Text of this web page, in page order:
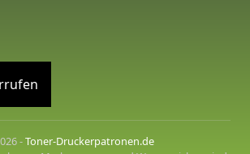
-Toner-Druckerpatronen.de